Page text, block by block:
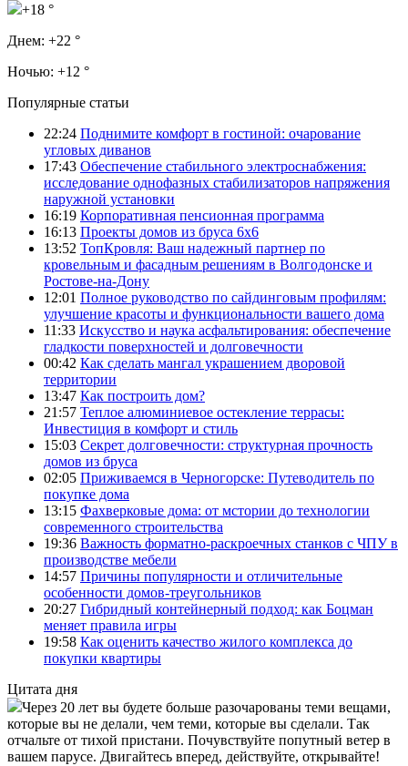
+18 °
Днем: +22 °
Ночью: +12 °
Популярные статьи
22:24 Поднимите комфорт в гостиной: очарование
угловых диванов
17:43 Обеспечение стабильного электроснабжения:
исследование однофазных стабилизаторов напряжения
наружной установки
16:19 Корпоративная пенсионная программа
16:13 Проекты домов из бруса 6х6
13:52 ТопКровля: Ваш надежный партнер по
кровельным и фасадным решениям в Волгодонске и
Ростове-на-Дону
12:01 Полное руководство по сайдинговым профилям:
улучшение красоты и функциональности вашего дома
11:33 Искусство и наука асфальтирования: обеспечение
гладкости поверхностей и долговечности
00:42 Как сделать мангал украшением дворовой
территории
13:47 Как построить дом?
21:57 Теплое алюминиевое остекление террасы:
Инвестиция в комфорт и стиль
15:03 Секрет долговечности: структурная прочность
домов из бруса
02:05 Приживаемся в Черногорске: Путеводитель по
покупке дома
13:15 Фахверковые дома: от мстории до технологии
современного строительства
19:36 Важность форматно-раскроечных станков с ЧПУ в
производстве мебели
14:57 Причины популярности и отличительные
особенности домов-треугольников
20:27 Гибридный контейнерный подход: как Боцман
меняет правила игры
19:58 Как оценить качество жилого комплекса до
покупки квартиры
Цитата дня
Через 20 лет вы будете больше разочарованы теми вещами,
которые вы не делали, чем теми, которые вы сделали. Так
отчальте от тихой пристани. Почувствуйте попутный ветер в
вашем парусе. Двигайтесь вперед, действуйте, открывайте!